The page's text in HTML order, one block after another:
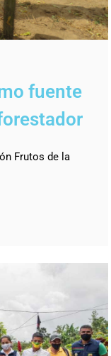
fuente
Frutos de la